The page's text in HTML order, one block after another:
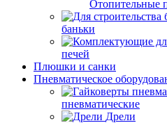
Отопительные
баньки
печей
Плюшки и санки
Пневматическое
пневматические
Дрели